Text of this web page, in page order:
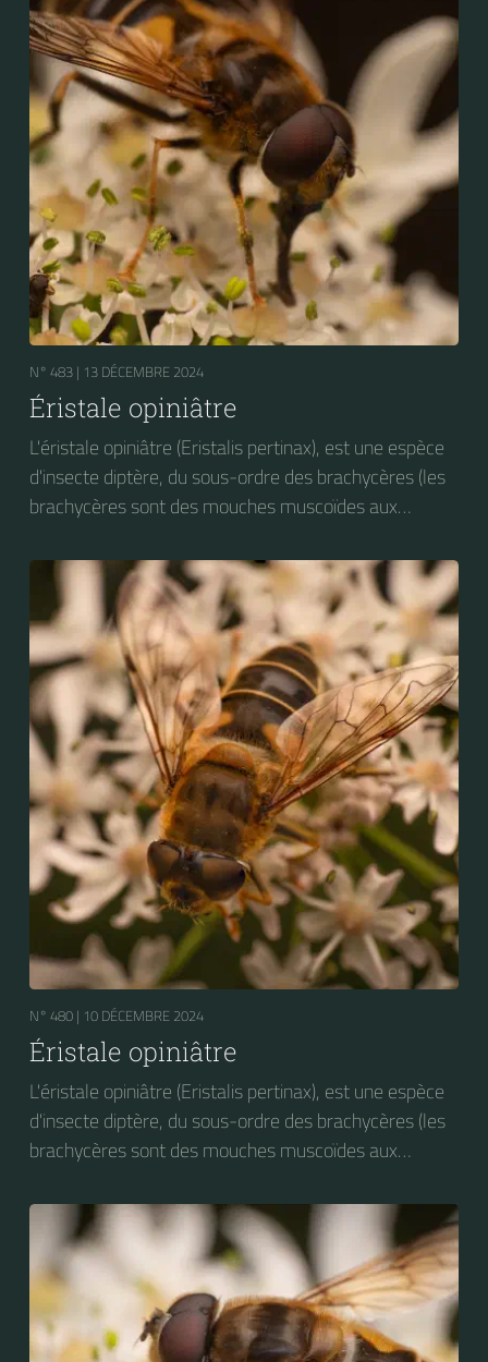
N° 483 | 13 DÉCEMBRE 2024
Éristale opiniâtre
L'éristale opiniâtre (Eristalis pertinax), est une espèce
d'insecte diptère, du sous-ordre des brachycères (les
brachycères sont des mouches muscoïdes aux
N° 480 | 10 DÉCEMBRE 2024
Éristale opiniâtre
L'éristale opiniâtre (Eristalis pertinax), est une espèce
d'insecte diptère, du sous-ordre des brachycères (les
brachycères sont des mouches muscoïdes aux